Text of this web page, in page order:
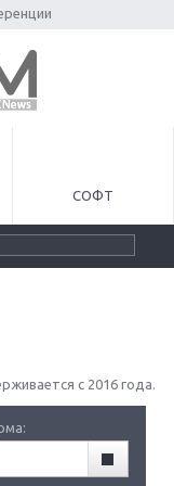
СОФТ
с 2016 года.